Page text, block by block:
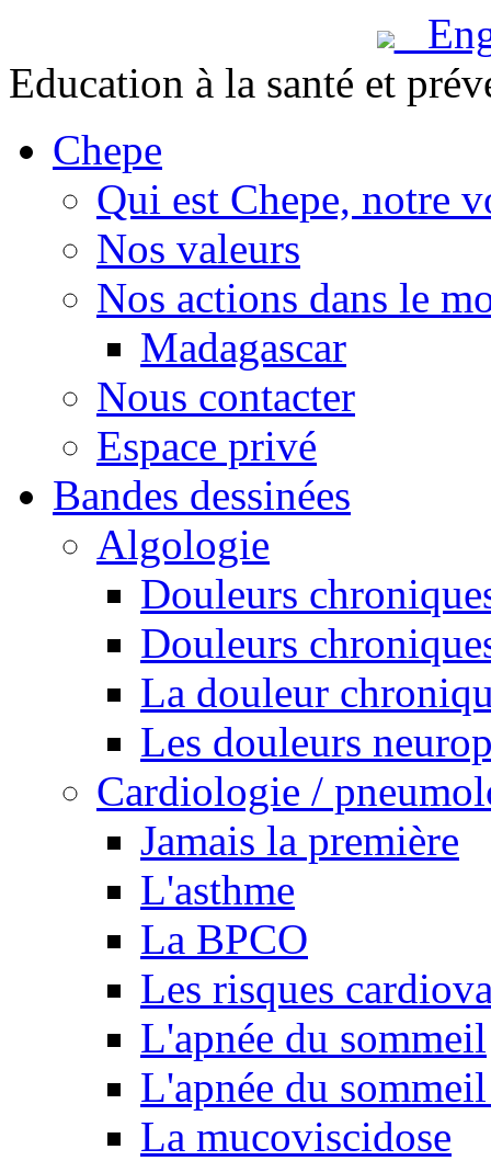
Education à la santé et
Chepe
Qui est Chepe, notre
Nos valeurs
Nos actions dans le
Madagascar
Nous contacter
Espace privé
Bandes dessinées
Algologie
Douleurs
Douleurs
La douleur
Les douleurs
Cardiologie /
Jamais la première
L'asthme
La BPCO
Les risques
L'apnée du sommeil
L'apnée du
La mucoviscidose